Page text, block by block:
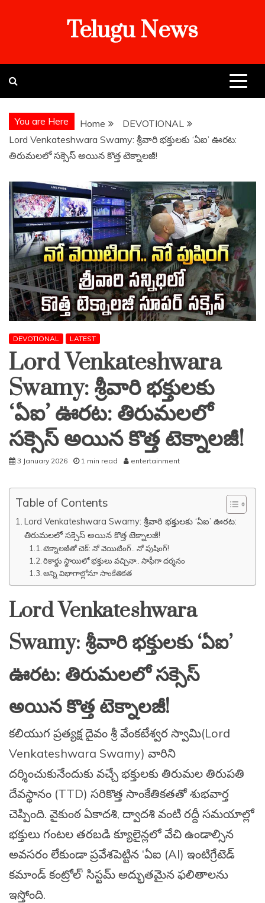
Telugu News
You are Here Home
DEVOTIONAL
Lord Venkateshwara Swamy: శ్రీవారి భక్తులకు ‘ఏఐ’ ఊరట:
తిరుమలలో సక్సెస్ అయిన కొత్త టెక్నాలజీ!
DEVOTIONAL LATEST
Lord Venkateshwara
Swamy: శ్రీవారి భక్తులకు
‘ఏఐ’ ఊరట: తిరుమలలో
సక్సెస్ అయిన కొత్త టెక్నాలజీ!
3 January 2026 1 min read entertainment
Table of Contents
Lord Venkateshwara Swamy: శ్రీవారి భక్తులకు ‘ఏఐ’ ఊరట:
తిరుమలలో సక్సెస్ అయిన కొత్త టెక్నాలజీ!
టెక్నాలజీతో చెక్: నో వెయిటింగ్.. నో పుషింగ్!
రికార్డు స్థాయిలో భక్తులు వచ్చినా.. సాఫీగా దర్శనం
అన్ని విభాగాల్లోనూ సాంకేతికత
Lord Venkateshwara
Swamy: శ్రీవారి భక్తులకు ‘ఏఐ’
ఊరట: తిరుమలలో సక్సెస్
అయిన కొత్త టెక్నాలజీ!
కలియుగ ప్రత్యక్ష దైవం శ్రీ వేంకటేశ్వర స్వామి(Lord
Venkateshwara Swamy) వారిని
దర్శించుకునేందుకు వచ్చే భక్తులకు తిరుమల తిరుపతి
దేవస్థానం (TTD) సరికొత్త సాంకేతికతతో శుభవార్త
చెప్పింది. వైకుంఠ ఏకాదశి, ద్వాదశి వంటి రద్దీ సమయాల్లో
భక్తులు గంటల తరబడి క్యూలైన్లలో వేచి ఉండాల్సిన
అవసరం లేకుండా ప్రవేశపెట్టిన ‘ఏఐ (AI) ఇంటిగ్రేటెడ్
కమాండ్ కంట్రోల్’ సిస్టమ్ అద్భుతమైన ఫలితాలను
ఇస్తోంది.